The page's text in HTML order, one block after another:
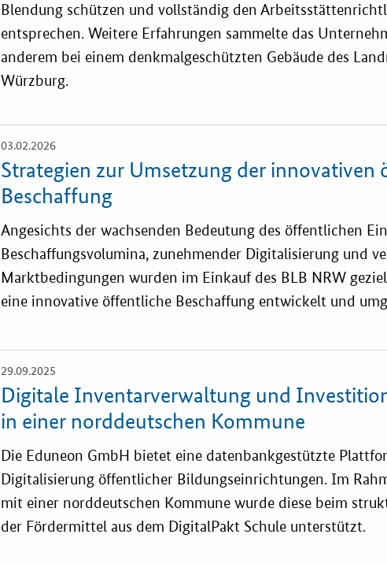
Blendung schützen und vollständig den
entsprechen. Weitere Erfahrungen sammelte das
anderem bei einem denkmalgeschützten Gebäude des
Würzburg.
03.02.2026
Strategien zur Umsetzung der innovativen
Beschaffung
Angesichts der wachsenden Bedeutung des öffentlichen
Beschaffungsvolumina, zunehmender Digitalisierung und
Marktbedingungen wurden im Einkauf des BLB NRW
eine innovative öffentliche Beschaffung entwickelt und
29.09.2025
Digitale Inventarverwaltung und
in einer norddeutschen Kommune
Die Eduneon GmbH bietet eine datenbankgestützte
Digitalisierung öffentlicher Bildungseinrichtungen. Im
mit einer norddeutschen Kommune wurde diese beim
der Fördermittel aus dem DigitalPakt Schule unterstützt.